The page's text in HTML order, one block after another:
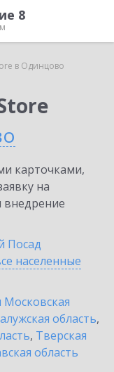
8
в Одинцово
карточками,
на
внедрение
Посад
населенные
область,
, Тверская
область